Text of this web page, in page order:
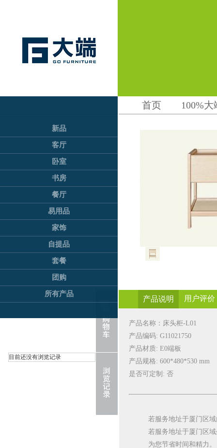
首页 100%大
新品
客厅
卧室
书房
餐厅
易用品
家饰
自提品
套餐
团购
所有产品
目前还没有浏览记录
产品说明 用户评价
产品名称： 床头柜-L01
产品编码: G11021750
产品材质: E0端板
产品规格: 600*480*530 mm
是否可定制: 否
若服务地址于厦门区
若服务地址于厦门区
为您节省时间和精力。